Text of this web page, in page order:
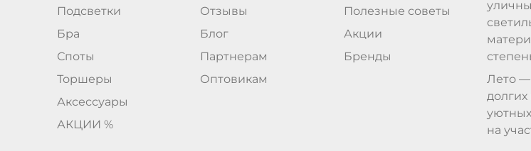
Подсветки
Бра
Споты
Торшеры
Аксессуары
АКЦИИ %
Отзывы
Блог
Партнерам
Оптовикам
Полезные советы
Акции
Бренды
Лето
на